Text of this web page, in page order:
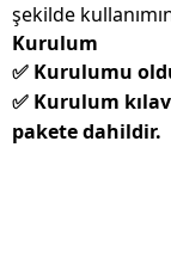
şekilde
Kurulum
✅ Kurulumu
✅ Kurulum
pakete dahildir.